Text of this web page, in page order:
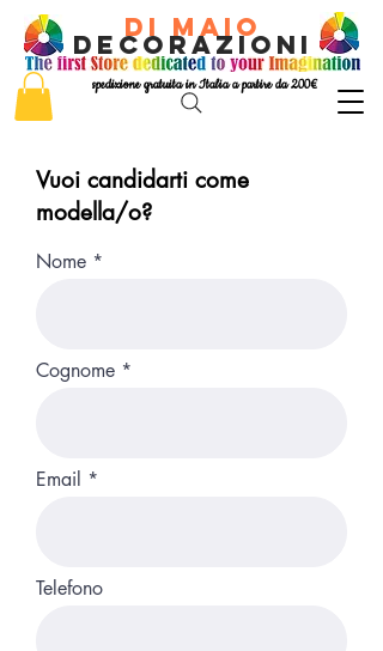
di Maio
decorazioni
spedizione gratuita in Italia a partire da 200€
Vuoi candidarti come
modella/o?
Nome
Cognome
Email
Telefono